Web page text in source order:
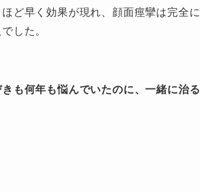
ど早く効果が現れ、顔面痙攣は完全に
した。
も何年も悩んでいたのに、一緒に治る